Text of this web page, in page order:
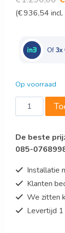
(€936,54
Of 3x
Op voorraad
Saro
Koelvitrine
LISETTE
160
De beste
085-
Installatie
Klanten
We zitten
Levertijd